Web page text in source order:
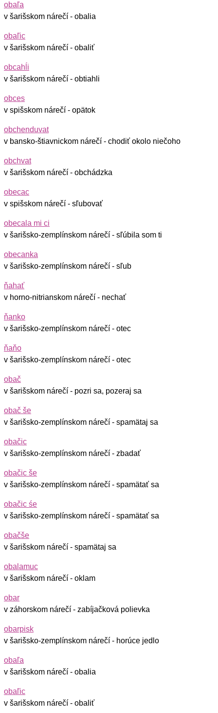
obaľa
v šarišskom nárečí - obalia
obaľic
v šarišskom nárečí - obaliť
obcahĺi
v šarišskom nárečí - obtiahli
obces
v spišskom nárečí - opätok
obchenduvat
v bansko-štiavnickom nárečí - chodiť okolo niečoho
obchvat
v šarišskom nárečí - obchádzka
obecac
v spišskom nárečí - sľubovať
obecala mi ci
v šarišsko-zemplínskom nárečí - sľúbila som ti
obecanka
v šarišsko-zemplínskom nárečí - sľub
ňahať
v horno-nitrianskom nárečí - nechať
ňanko
v šarišsko-zemplínskom nárečí - otec
ňaňo
v šarišsko-zemplínskom nárečí - otec
obač
v šarišskom nárečí - pozri sa, pozeraj sa
obač še
v šarišsko-zemplínskom nárečí - spamätaj sa
obačic
v šarišsko-zemplínskom nárečí - zbadať
obačic še
v šarišsko-zemplínskom nárečí - spamätať sa
obačic śe
v šarišsko-zemplínskom nárečí - spamätať sa
obačše
v šarišskom nárečí - spamätaj sa
obalamuc
v šarišskom nárečí - oklam
obar
v záhorskom nárečí - zabíjačková polievka
obarpisk
v šarišsko-zemplínskom nárečí - horúce jedlo
obaľa
v šarišskom nárečí - obalia
obaľic
v šarišskom nárečí - obaliť